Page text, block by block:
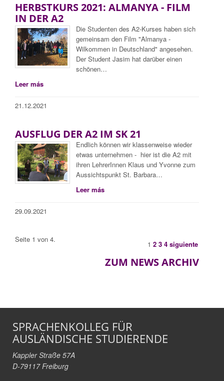
HERBSTKURS 2021: ALMANYA - FILM
IN DER A2
Die Studenten des A2-Kurses haben sich
gemeinsam den Film "Almanya -
Wilkommen in Deutschland" angesehen.
Der Student Jasim hat darüber einen
schönen…
Leer más
21.12.2021
AUSFLUG DER A2 IM SK 21
Endlich können wir klassenweise wieder
etwas unternehmen - hier ist die A2 mit
ihren LehrerInnen Klaus und Yvonne zum
Aussichtspunkt St. Barbara…
Leer más
29.09.2021
Seite 1 von 4.
1 2 3 4 siguiente
ZUM NEWS ARCHIV
SPRACHENKOLLEG FÜR
AUSLÄNDISCHE STUDIERENDE
Kappler Straße 57A
D-79117 Freiburg